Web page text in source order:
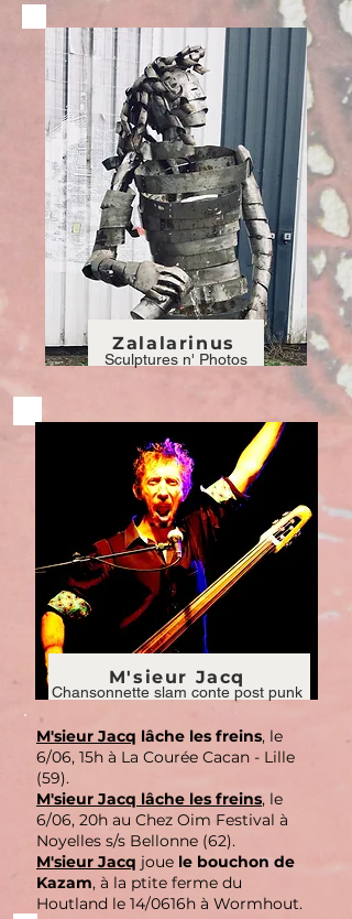
Zalalarinus
Sculptures n' Photos
M'sieur Jacq
Chansonnette slam conte post punk
M'sieur Jacq lâche les freins, le
6/06, 15h à La Courée Cacan - Lille
(59).
M'sieur Jacq lâche les freins, le
6/06, 20h au Chez Oim Festival à
Noyelles s/s Bellonne (62).
M'sieur Jacq joue le bouchon de
Kazam, à la ptite ferme du
Houtland le 14/0616h à Wormhout.